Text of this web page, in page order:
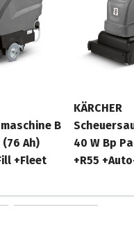
B
Ah)
+Fleet
KÄRCHER
40 W Bp
+R55